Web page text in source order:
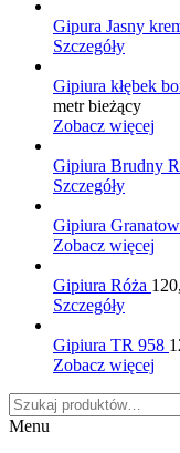
Gipura Jasny
Szczegóły
Gipiura kłębek
metr bieżący
Zobacz więcej
Gipiura Brudny
Szczegóły
Gipiura
Zobacz więcej
Gipiura Róża
Szczegóły
Gipiura TR 958
Zobacz więcej
Szukaj:
Menu